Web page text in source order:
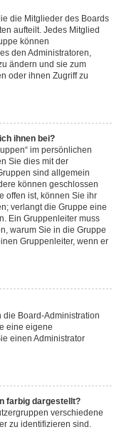
die Mitglieder des Boards
aufteilt. Jedes Mitglied
können
den Administratoren,
ändern und sie zum
oder ihnen Zugriff zu
ihnen bei?
im persönlichen
Sie dies mit der
sind allgemein
können geschlossen
offen ist, können Sie ihr
verlangt die Gruppe eine
Ein Gruppenleiter muss
warum Sie in die Gruppe
Gruppenleiter, wenn er
die Board-Administration
eine eigene
einen Administrator
farbig dargestellt?
verschiedene
zu identifizieren sind.